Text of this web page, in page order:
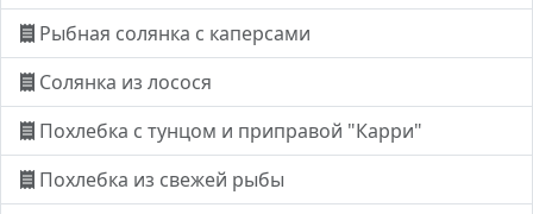
Рыбная солянка с каперсами
Солянка из лосося
Похлебка с тунцом и приправой "Карри"
Похлебка из свежей рыбы